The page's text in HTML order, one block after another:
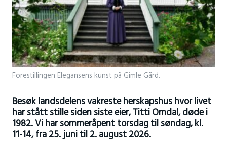
Forestillingen Elegansens kunst på Gimle Gård.
Besøk landsdelens vakreste herskapshus hvor livet
har stått stille siden siste eier, Titti Omdal, døde i
1982. Vi har sommeråpent torsdag til søndag, kl.
11-14, fra 25. juni til 2. august 2026.